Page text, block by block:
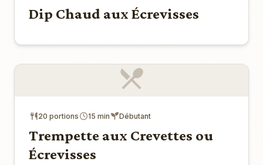
Dip Chaud aux Écrevisses
20 portions 15 min Débutant
Trempette aux Crevettes ou
Écrevisses